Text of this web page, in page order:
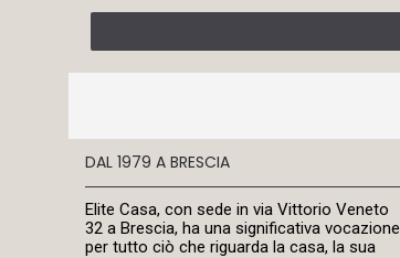
DAL 1979 A BRESCIA
Elite Casa, con sede in via Vittorio Veneto
32 a Brescia, ha una significativa vocazione
per tutto ciò che riguarda la casa, la sua